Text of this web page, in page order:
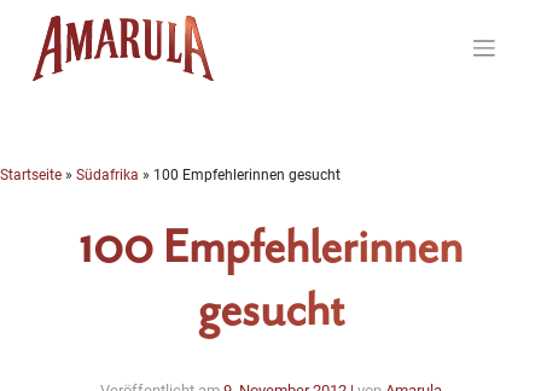
content
Startseite » Südafrika » 100 Empfehlerinnen gesucht
100 Empfehlerinnen
gesucht